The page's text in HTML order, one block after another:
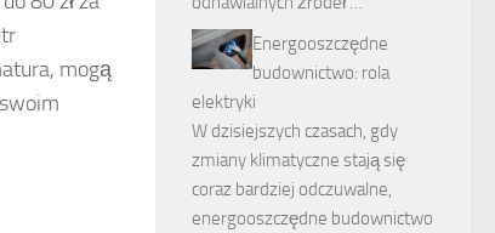
mogą
Energooszczędne
budownictwo: rola
elektryki
W dzisiejszych czasach, gdy
zmiany klimatyczne stają się
coraz bardziej odczuwalne,
energooszczędne budownictwo